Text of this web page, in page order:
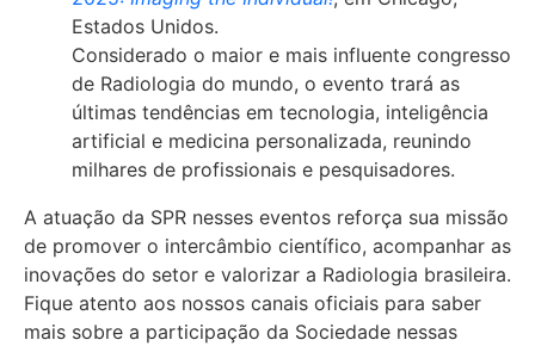
Estados Unidos.
Considerado o maior e mais influente congresso
de Radiologia do mundo, o evento trará as
últimas tendências em tecnologia, inteligência
artificial e medicina personalizada, reunindo
milhares de profissionais e pesquisadores.
A atuação da SPR nesses eventos reforça sua missão
de promover o intercâmbio científico, acompanhar as
inovações do setor e valorizar a Radiologia brasileira.
Fique atento aos nossos canais oficiais para saber
mais sobre a participação da Sociedade nessas